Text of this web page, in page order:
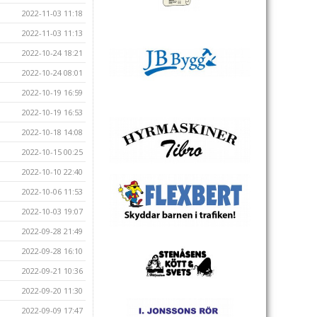
2022-11-03 11:18
2022-11-03 11:13
2022-10-24 18:21
2022-10-24 08:01
2022-10-19 16:59
2022-10-19 16:53
2022-10-18 14:08
2022-10-15 00:25
2022-10-10 22:40
2022-10-06 11:53
2022-10-03 19:07
2022-09-28 21:49
2022-09-28 16:10
2022-09-21 10:36
2022-09-20 11:30
2022-09-09 17:47